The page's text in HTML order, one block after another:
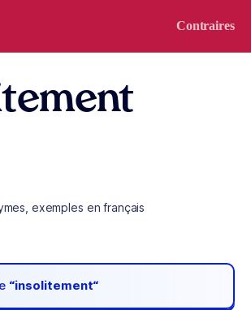
Contraires
exemples en français
“insolitement“